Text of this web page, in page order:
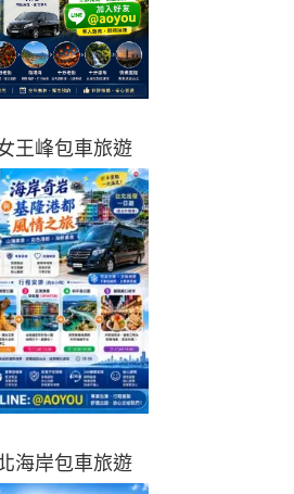
王峰包車旅遊
海岸包車旅遊